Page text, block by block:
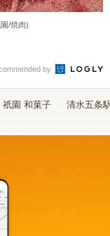
/焼肉)
by
祇園 和菓子 清水五条